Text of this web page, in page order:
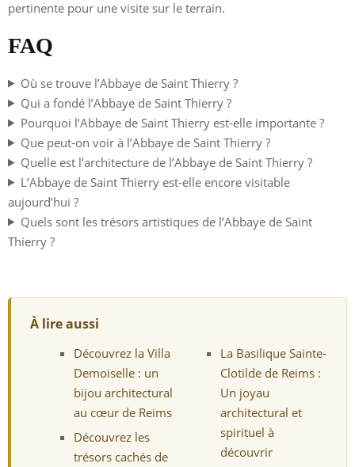
pertinente pour une visite sur le terrain.
FAQ
Où se trouve l’Abbaye de Saint Thierry ?
Qui a fondé l’Abbaye de Saint Thierry ?
Pourquoi l’Abbaye de Saint Thierry est-elle importante ?
Que peut-on voir à l’Abbaye de Saint Thierry ?
Quelle est l’architecture de l’Abbaye de Saint Thierry ?
L’Abbaye de Saint Thierry est-elle encore visitable
aujourd’hui ?
Quels sont les trésors artistiques de l’Abbaye de Saint
Thierry ?
À lire aussi
Découvrez la Villa
Demoiselle : un
bijou architectural
au cœur de Reims
Découvrez les
trésors cachés de
La Basilique Sainte-
Clotilde de Reims :
Un joyau
architectural et
spirituel à
découvrir